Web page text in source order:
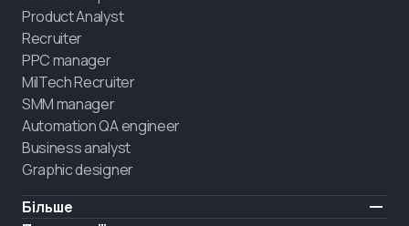
Product Analyst
Recruiter
PPC manager
MilTech Recruiter
SMM manager
Automation QA engineer
Business analyst
Graphic designer
Більше